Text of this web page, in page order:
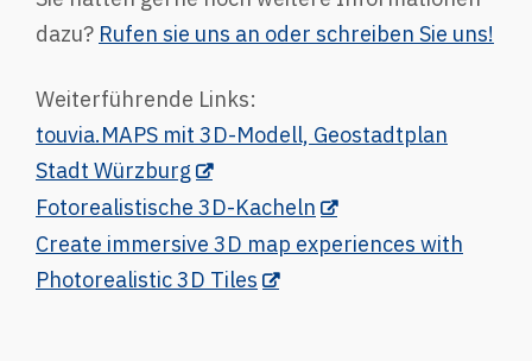
dazu? Rufen sie uns an oder schreiben Sie uns!
Weiterführende Links:
touvia.MAPS mit 3D-Modell, Geostadtplan
Stadt Würzburg
Fotorealistische 3D-Kacheln
Create immersive 3D map experiences with
Photorealistic 3D Tiles